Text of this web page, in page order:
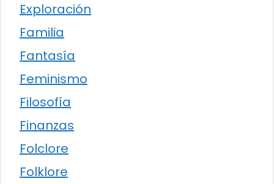
Exploración
Familia
Fantasía
Feminismo
Filosofía
Finanzas
Folclore
Folklore